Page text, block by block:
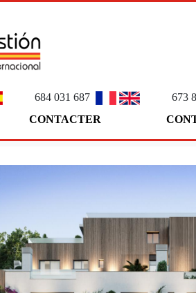
684 031 687
CONTACTER
673